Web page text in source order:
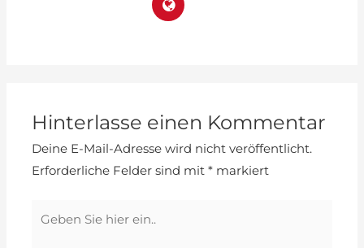
Hinterlasse einen Kommentar
Deine E-Mail-Adresse wird nicht veröffentlicht.
Erforderliche Felder sind mit* markiert